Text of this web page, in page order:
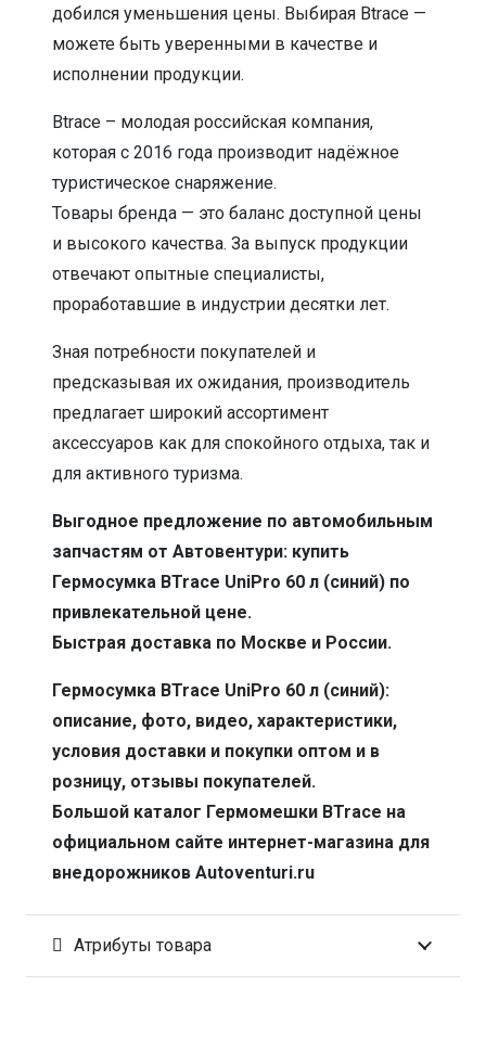
добился уменьшения цены. Выбирая Btrace —
можете быть уверенными в качестве и
исполнении продукции.
Btrace – молодая российская компания,
которая с 2016 года производит надёжное
туристическое снаряжение.
Товары бренда — это баланс доступной цены
и высокого качества. За выпуск продукции
отвечают опытные специалисты,
проработавшие в индустрии десятки лет.
Зная потребности покупателей и
предсказывая их ожидания, производитель
предлагает широкий ассортимент
аксессуаров как для спокойного отдыха, так и
для активного туризма.
Выгодное предложение по автомобильным
запчастям от Автовентури: купить
Гермосумка BTrace UniPro 60 л (синий) по
привлекательной цене.
Быстрая доставка по Москве и России.
Гермосумка BTrace UniPro 60 л (синий):
описание, фото, видео, характеристики,
условия доставки и покупки оптом и в
розницу, отзывы покупателей.
Большой каталог Гермомешки BTrace на
официальном сайте интернет-магазина для
внедорожников Autoventuri.ru
Атрибуты товара